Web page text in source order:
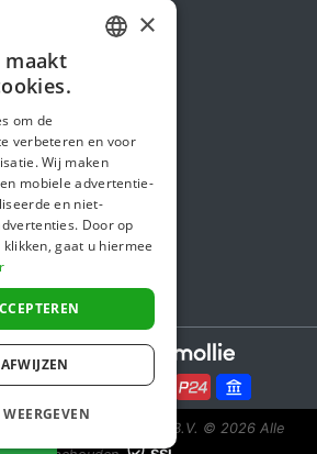
powered by
van Sponsor Europe B.V. © 2026 Alle
ENGLISH
×
maakt
om de
verbeteren en voor
Wij maken
mobiele advertentie-
en niet-
Door op
gaat u hiermee